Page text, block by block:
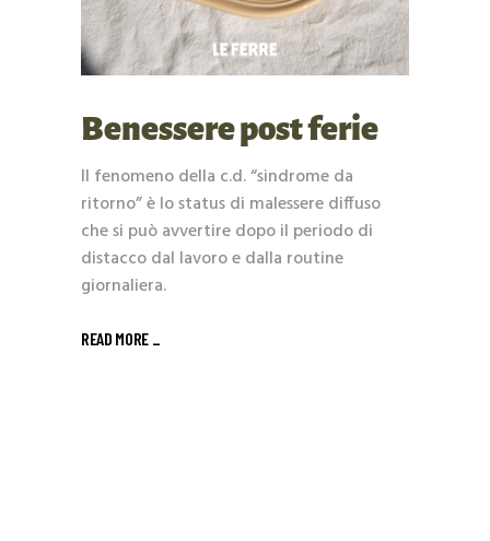
Benessere post ferie
Il fenomeno della c.d. “sindrome da
ritorno” è lo status di malessere diffuso
che si può avvertire dopo il periodo di
distacco dal lavoro e dalla routine
giornaliera.
READ MORE _